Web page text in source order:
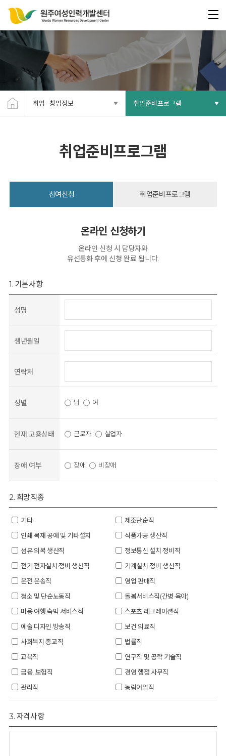
취업 · 창업정보 취업준비프로그램
취업준비프로그램
참여신청 취업준비프로그램
온라인 신청하기
온라인 신청 시 담당자와
유선통화 후에 신청 완료 됩니다.
1. 기본사항
성명
생년월일
연락처
성별 남 여
현재 고용상태 근로자 실업자
장애 여부 장애 비장애
2. 희망직종
기타
제조단순직
인쇄·목재·공예 및 기타설치
식품가공 생산직
섬유·의복 생산직
정보통신 설치·정비직
전기·전자설치·정비 생산직
기계설치·정비 생산직
운전·운송직
영업·판매직
청소 및 단순노동직
돌봄서비스직(간병·육아)
미용·여행·숙박 서비스직
스포츠·레크레이션직
예술·디자인·방송직
보건·의료직
사회복지·종교직
법률직
교육직
연구직 및 공학 기술직
금융, 보험직
경영.행정.사무직
관리직
농림어업직
3. 자격사항